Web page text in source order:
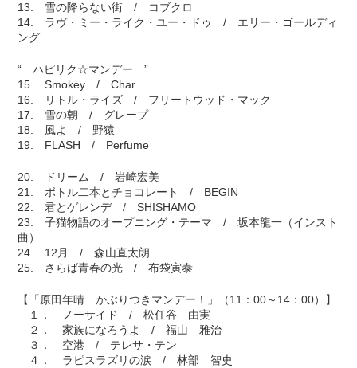
13. 雪の降らない街 / コブクロ
14. ラヴ・ミー・ライク・ユー・ドゥ / エリー・ゴールディ
ング
“ ハピリク☆マンデー ”
15. Smokey / Char
16. リトル・ライズ / フリートウッド・マック
17. 雪の朝 / グレープ
18. 風よ / 野猿
19. FLASH / Perfume
20. ドリーム / 岩崎宏美
21. ボトル二本とチョコレート / BEGIN
22. 君とゲレンデ / SHISHAMO
23. 子猫物語のオープニング・テーマ / 坂本龍一（インスト
曲）
24. 12月 / 森山直太朗
25. さらば青春の光 / 布袋寅泰
【「原田年晴 かぶりつきマンデー！」（11：00～14：00）】
１． ノーサイド / 松任谷 由実
２． 家族になろうよ / 福山 雅治
３． 空港 / テレサ・テン
４． ラピスラズリの涙 / 林部 智史